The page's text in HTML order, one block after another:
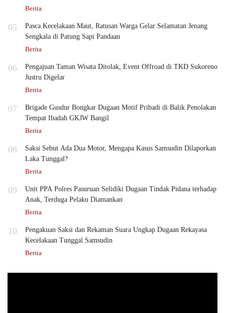
Berita
05
Pasca Kecelakaan Maut, Ratusan Warga Gelar Selamatan Jenang
Sengkala di Patung Sapi Pandaan
Berita
06
Pengajuan Taman Wisata Ditolak, Event Offroad di TKD Sukoreno
Justru Digelar
Berita
07
Brigade Gusdur Bongkar Dugaan Motif Pribadi di Balik Penolakan
Tempat Ibadah GKJW Bangil
Berita
08
Saksi Sebut Ada Dua Motor, Mengapa Kasus Samsudin Dilaporkan
Laka Tunggal?
Berita
09
Unit PPA Polres Pasuruan Selidiki Dugaan Tindak Pidana terhadap
Anak, Terduga Pelaku Diamankan
Berita
10
Pengakuan Saksi dan Rekaman Suara Ungkap Dugaan Rekayasa
Kecelakaan Tunggal Samsudin
Berita